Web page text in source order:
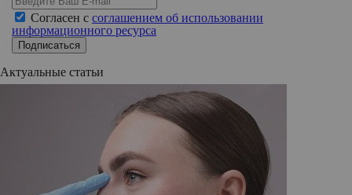
Согласен с соглашением об использовании
информационного ресурса
Подписаться
Актуальные статьи